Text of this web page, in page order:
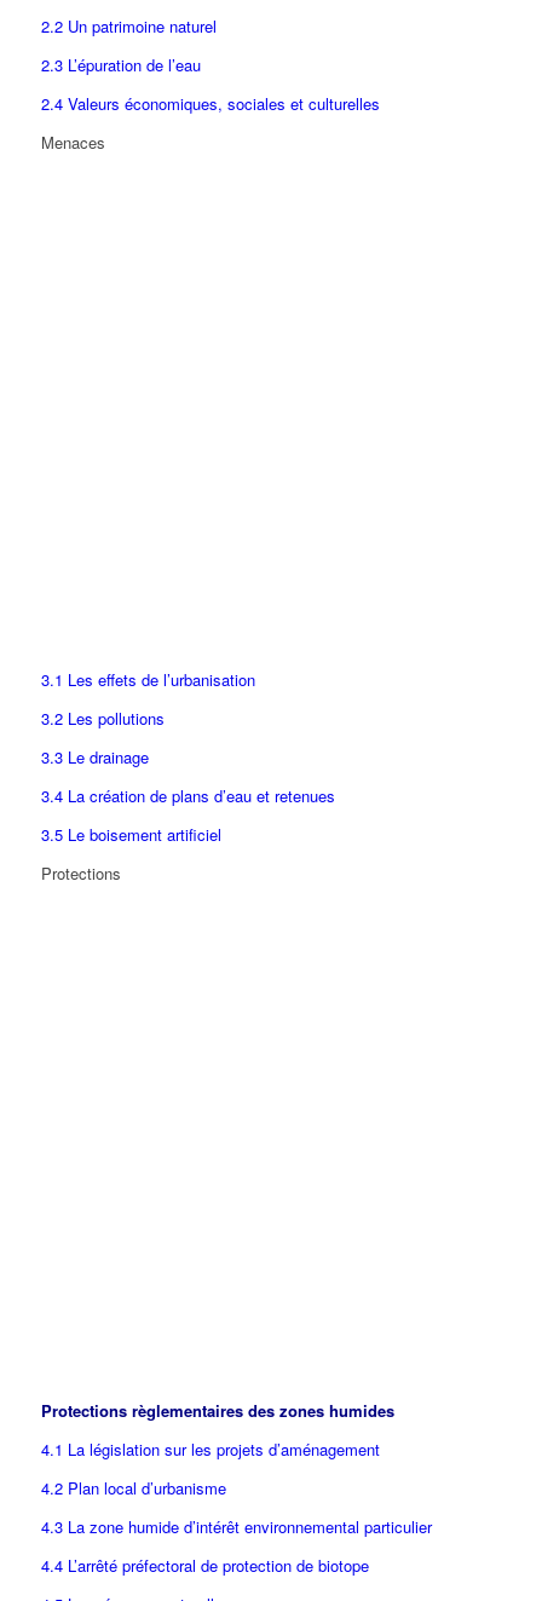
2.2 Un patrimoine naturel
2.3 L’épuration de l’eau
2.4 Valeurs économiques, sociales et culturelles
Menaces
3.1 Les effets de l’urbanisation
3.2 Les pollutions
3.3 Le drainage
3.4 La création de plans d’eau et retenues
3.5 Le boisement artificiel
Protections
Protections règlementaires des zones humides
4.1 La législation sur les projets d’aménagement
4.2 Plan local d’urbanisme
4.3 La zone humide d’intérêt environnemental particulier
4.4 L’arrêté préfectoral de protection de biotope